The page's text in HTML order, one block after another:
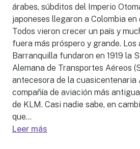
árabes, súbditos del Imperio
japoneses llegaron a Colombia
Todos vieron crecer un país y
fuera más próspero y grande. Los
Barranquilla fundaron en 1919 la
Alemana de Transportes Aéreos
antecesora de la cuasicentenaria
compañía de aviación más
de KLM. Casi nadie sabe, en
que...
Leer más